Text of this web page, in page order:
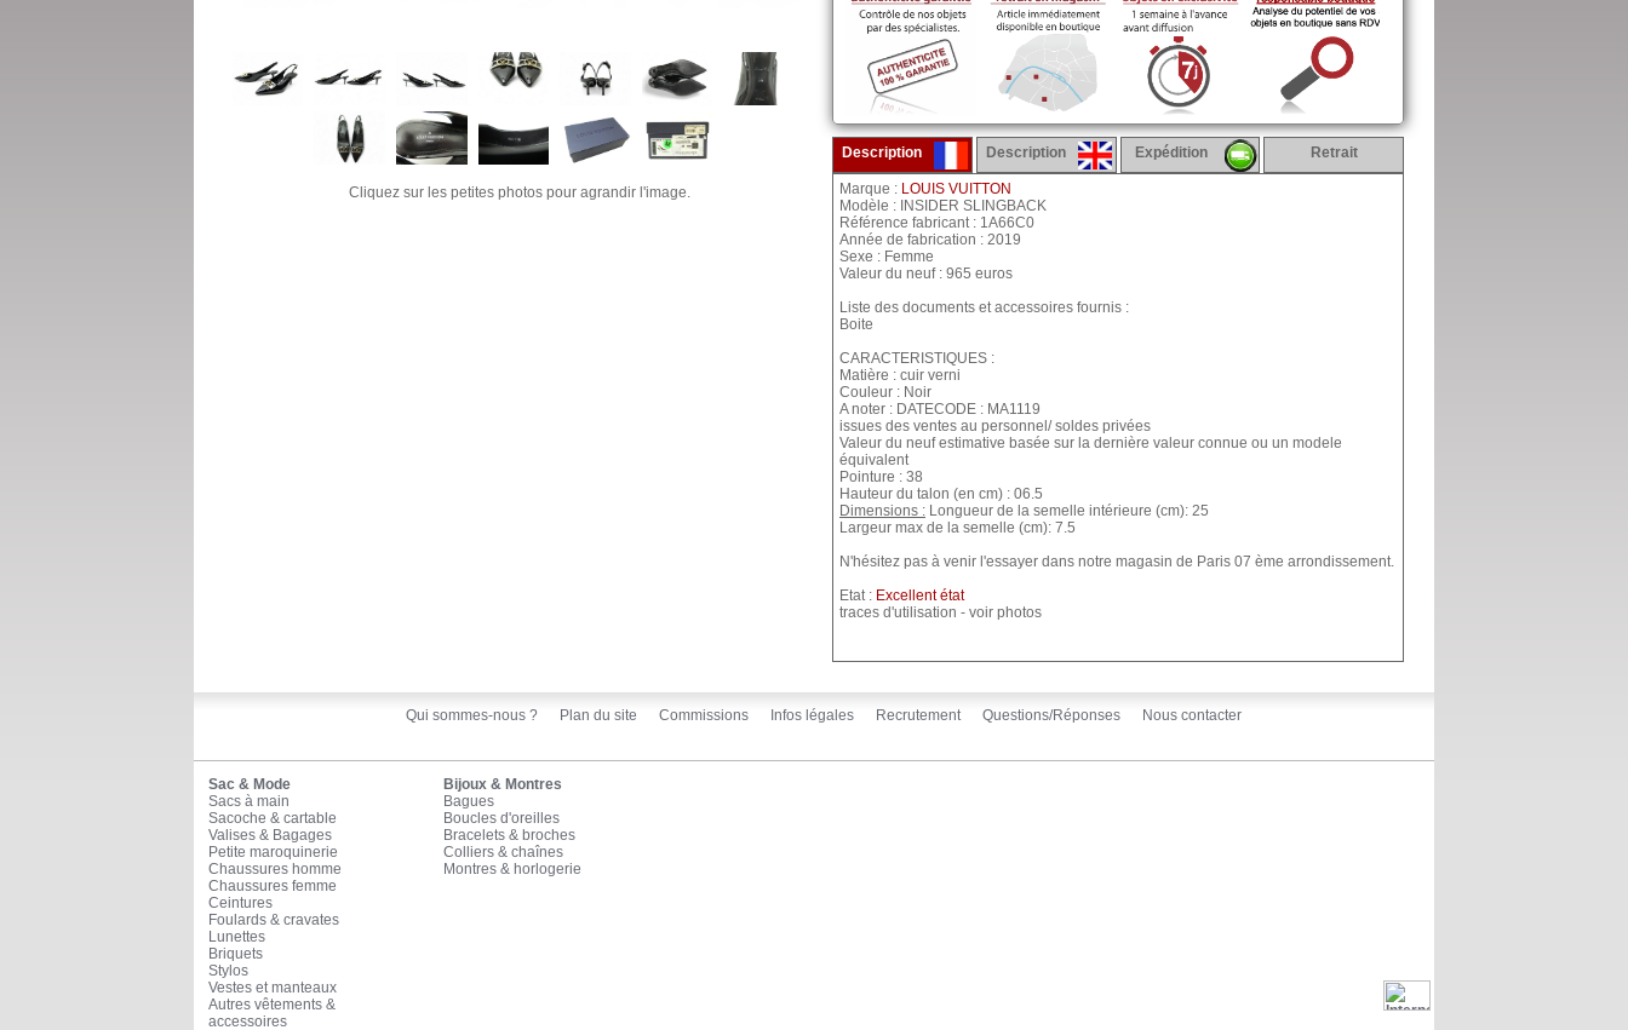
Cliquez sur les petites photos pour agrandir l'image.
Description Description Expédition Retrait
Marque : LOUIS VUITTON
Modèle : INSIDER SLINGBACK
Référence fabricant : 1A66C0
Année de fabrication : 2019
Sexe : Femme
Valeur du neuf : 965 euros
Liste des documents et accessoires fournis :
Boite
CARACTERISTIQUES :
Matière : cuir verni
Couleur : Noir
A noter : DATECODE : MA1119
issues des ventes au personnel/ soldes privées
Valeur du neuf estimative basée sur la dernière valeur connue ou un modele
équivalent
Pointure : 38
Hauteur du talon (en cm) : 06.5
Dimensions : Longueur de la semelle intérieure (cm): 25
Largeur max de la semelle (cm): 7.5
N'hésitez pas à venir l'essayer dans notre magasin de Paris 07 ème arrondissement.
Etat : Excellent état
traces d'utilisation - voir photos
Qui sommes-nous ? Plan du site Commissions Infos légales Recrutement Questions/Réponses Nous contacter
Sac & Mode
Sacs à main
Sacoche & cartable
Valises & Bagages
Petite maroquinerie
Chaussures homme
Chaussures femme
Ceintures
Foulards & cravates
Lunettes
Briquets
Stylos
Vestes et manteaux
Autres vêtements &
accessoires
Bijoux & Montres
Bagues
Boucles d'oreilles
Bracelets & broches
Colliers & chaînes
Montres & horlogerie